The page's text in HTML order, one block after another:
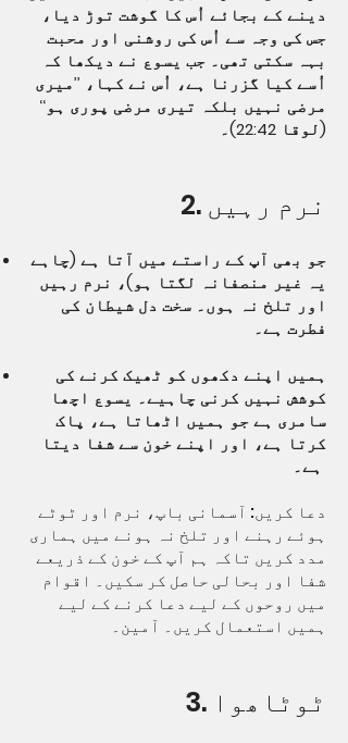
دینے کے بجائے اُس کا گوشت توڑ دیا،
جس کی وجہ سے اُس کی روشنی اور محبت
بہہ سکتی تھی۔ جب یسوع نے دیکھا کہ
اُسے کیا گزرنا ہے، اُس نے کہا، ’’میری
مرضی نہیں بلکہ تیری مرضی پوری ہو‘‘
(لوقا 22:42)۔
2. نرم رہیں
جو بھی آپ کے راستے میں آتا ہے (چاہے
یہ غیر منصفانہ لگتا ہو)، نرم رہیں
اور تلخ نہ ہوں۔ سخت دل شیطان کی
فطرت ہے۔
ہمیں اپنے دکھوں کو ٹھیک کرنے کی
کوشش نہیں کرنی چاہیے۔ یسوع اچھا
سامری ہے جو ہمیں اٹھاتا ہے، پاک
کرتا ہے، اور اپنے خون سے شفا دیتا
دعا کریں: آسمانی باپ، نرم اور ٹوٹے
ہوئے رہنے اور تلخ نہ ہونے میں ہماری
مدد کریں تاکہ ہم آپ کے خون کے ذریعے
شفا اور بحالی حاصل کر سکیں۔ اقوام
میں روحوں کے لیے دعا کرنے کے لیے
ہمیں استعمال کریں۔ آمین۔
3. ٹوٹاھوا